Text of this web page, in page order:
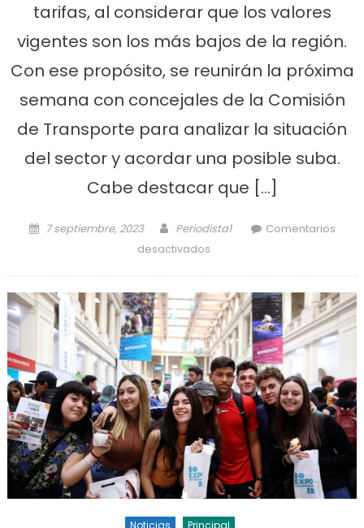
tarifas, al considerar que los valores
vigentes son los más bajos de la región.
Con ese propósito, se reunirán la próxima
semana con concejales de la Comisión
de Transporte para analizar la situación
del sector y acordar una posible suba.
Cabe destacar que […]
Posted on
7 septiembre, 2023 Author
Periodista1
Comentarios
desactivados